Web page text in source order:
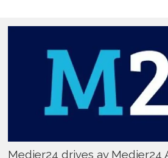
Medier24 drives av Medier24